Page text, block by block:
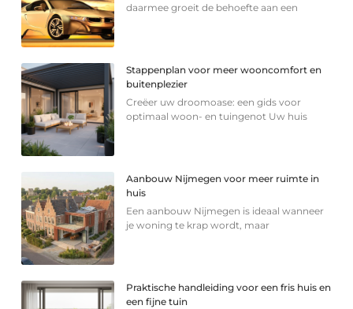
daarmee groeit de behoefte aan een
Stappenplan voor meer wooncomfort en
buitenplezier
Creëer uw droomoase: een gids voor
optimaal woon- en tuingenot Uw huis
Aanbouw Nijmegen voor meer ruimte in
huis
Een aanbouw Nijmegen is ideaal wanneer
je woning te krap wordt, maar
Praktische handleiding voor een fris huis en
een fijne tuin